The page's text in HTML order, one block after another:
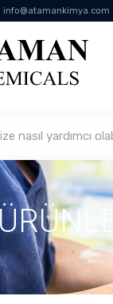
info@atamankimya.com
Bilgi Toplumu